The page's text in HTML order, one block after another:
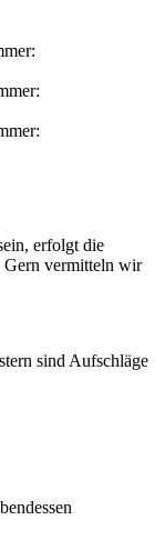
erfolgt die
vermitteln wir
sind Aufschläge